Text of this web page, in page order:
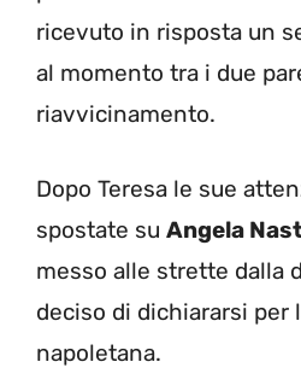
ricevuto in risposta un
al momento tra i due
riavvicinamento.
Dopo Teresa le sue
spostate su Angela
messo alle strette dalla
deciso di dichiararsi per
napoletana.